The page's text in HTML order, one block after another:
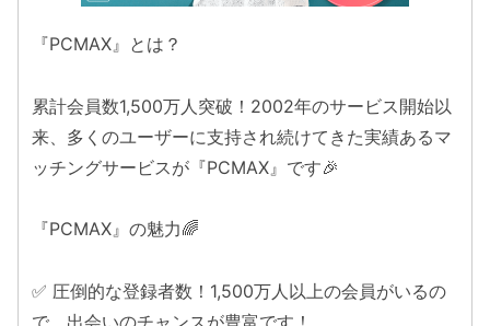
『PCMAX』とは？
累計会員数1,500万人突破！2002年のサービス開始以
来、多くのユーザーに支持され続けてきた実績あるマ
ッチングサービスが『PCMAX』です🎉
『PCMAX』の魅力🌈
✅ 圧倒的な登録者数！1,500万人以上の会員がいるの